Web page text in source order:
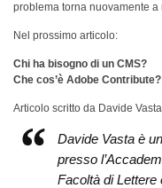
problema torna nuovamente a
Nel prossimo articolo:
Chi ha bisogno di un CMS?
Che cos’è Adobe Contribute?
Articolo scritto da Davide
Davide Vasta è
presso
Facoltà di Lettere